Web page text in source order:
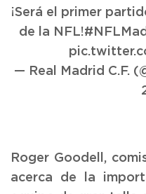
¡Será el primer
de la NFL!
— Real Madrid C.F.
Roger Goodell,
acerca de la